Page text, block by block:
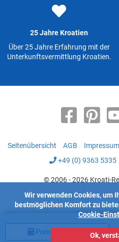
Preis
25 Jahre Kroatien
Über 25 Jahre Erfahrung mit der
Unterkunftsvermittlung Kroatien.
Seitenübersicht AGB Impressum
+49 (0) 9363 5335
© 2006 - 2026 Kroati-
Wir verwenden Cookies, um
bestmöglichen Komfort zu
Cookie-
Ok,